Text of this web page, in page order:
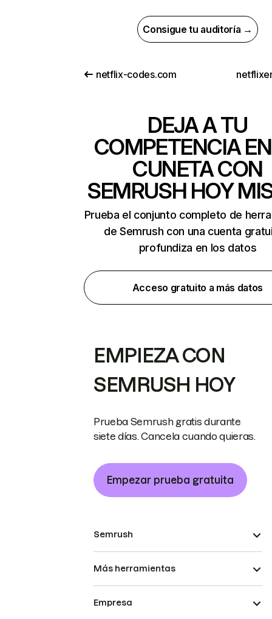
Consigue tu auditoría →
netflix-codes.com
DEJA A TU
COMPETENCIA
CUNETA CON
SEMRUSH HOY
Prueba el conjunto completo de
de Semrush con una cuenta
profundiza en los datos
Acceso gratuito a más datos
EMPIEZA CON
SEMRUSH HOY
Prueba Semrush gratis durante
siete días. Cancela cuando quieras.
Empezar prueba gratuita
Semrush
Más herramientas
Empresa